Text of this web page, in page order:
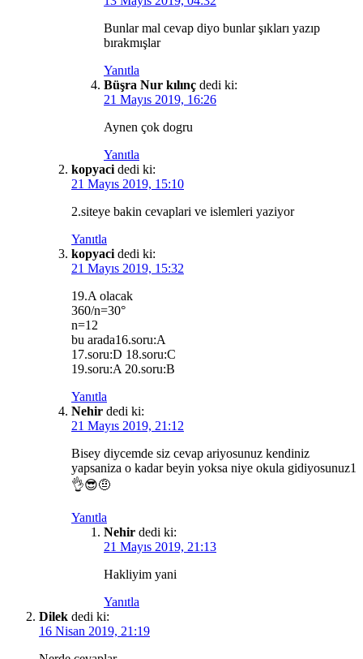
Bunlar mal cevap diyo bunlar şıkları yazıp
bırakmışlar
Yanıtla
Büşra Nur kılınç dedi ki:
21 Mayıs 2019, 16:26
Aynen çok dogru
Yanıtla
kopyaci dedi ki:
21 Mayıs 2019, 15:10
2.siteye bakin cevaplari ve islemleri yaziyor
Yanıtla
kopyaci dedi ki:
21 Mayıs 2019, 15:32
19.A olacak
360/n=30°
n=12
bu arada16.soru:A
17.soru:D 18.soru:C
19.soru:A 20.soru:B
Yanıtla
Nehir dedi ki:
21 Mayıs 2019, 21:12
Bisey diycemde siz cevap ariyosunuz kendiniz
yapsaniza o kadar beyin yoksa niye okula gidiyosunuz1
👌😎🤨
Yanıtla
Nehir dedi ki:
21 Mayıs 2019, 21:13
Hakliyim yani
Yanıtla
Dilek dedi ki:
16 Nisan 2019, 21:19